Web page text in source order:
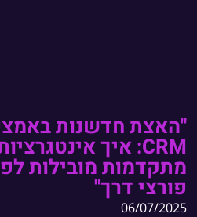
מתקדמות מובילות
פורצי דרך"
06/07/2025